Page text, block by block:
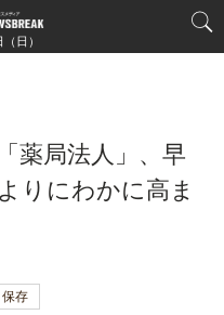
日）
薬局法人」、早
にわかに高ま
保存